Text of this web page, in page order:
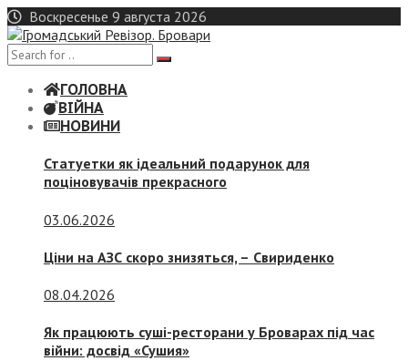
Skip
to
content
Воскресенье 9 августа 2026
ГОЛОВНА
ВІЙНА
НОВИНИ
Статуетки як ідеальний подарунок для
поціновувачів прекрасного
03.06.2026
Ціни на АЗС скоро знизяться, – Свириденко
08.04.2026
Як працюють суші-ресторани у Броварах під час
війни: досвід «Сушия»